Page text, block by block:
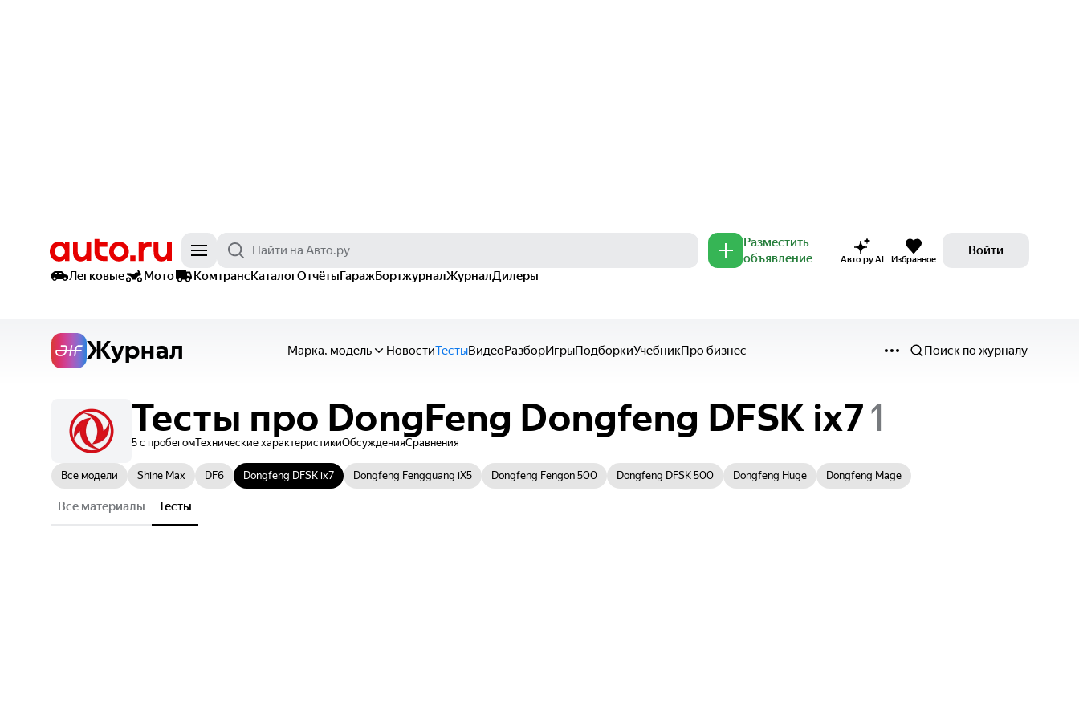
Разместить
объявление
Авто.ру AI Избранное
Войти
Легковые
Мото КомтрансКаталогОтчётыГаражБортжурналЖурналДилеры
Журнал Марка, модель НовостиТестыВидеоРазборИгрыПодборкиУчебникПро бизнес Поиск по журналу
Тесты про DongFeng Dongfeng DFSK ix7
5 с пробегомТехнические характеристикиОбсужденияСравнения
Все модели Shine Max DF6 Dongfeng DFSK ix7 Dongfeng Fengguang iX5 Dongfeng Fengon 500 Dongfeng DFSK 500 Dongfeng Huge Dongfeng Mage
Все материалы Тесты